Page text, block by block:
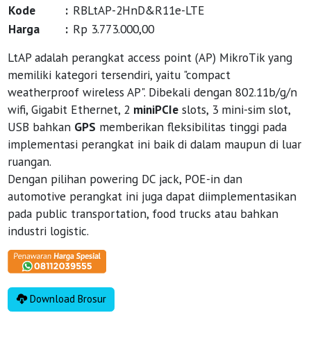
Kode
: RBLtAP-2HnD&R11e-LTE
Harga
: Rp 3.773.000,00
LtAP adalah perangkat access point (AP) MikroTik yang
memiliki kategori tersendiri, yaitu "compact
weatherproof wireless AP". Dibekali dengan 802.11b/g/n
wifi, Gigabit Ethernet, 2 miniPCIe slots, 3 mini-sim slot,
USB bahkan GPS memberikan fleksibilitas tinggi pada
implementasi perangkat ini baik di dalam maupun di luar
ruangan.
Dengan pilihan powering DC jack, POE-in dan
automotive perangkat ini juga dapat diimplementasikan
pada public transportation, food trucks atau bahkan
industri logistic.
Download Brosur